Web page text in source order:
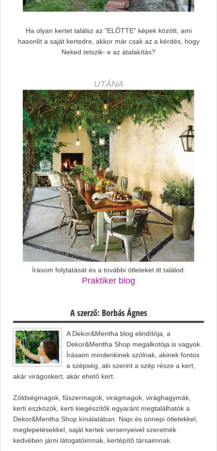
Ha olyan kertet találsz az "ELŐTTE" képek között, ami
hasonlít a saját kertedre, akkor már csak az a kérdés, hogy
Neked tetszik- e az átalakítás?
UTÁNA
Írásom folytatását és a további ötleteket itt találod:
Praktiker blog
A szerző: Borbás Ágnes
A Dekor&Mentha blog elindítója, a
Dekor&Mentha Shop megalkotója is vagyok.
Írásaim mindenkinek szólnak, akinek fontos
a szépség, aki szerint a szép része a kert,
akár virágoskert, akár ehető kert.
Zöldségmagok, fűszermagok, virágmagok, virághagymák,
kerti eszközök, kerti kiegészítők egyaránt megtalálhatók a
Dekor&Mentha Shop kínálatában. Napi és ünnepi ötletekkel,
meglepetésekkel, saját kertek versenyeivel szeretnék
kedvében járni látogatóimnak, kertépítő társaimnak.